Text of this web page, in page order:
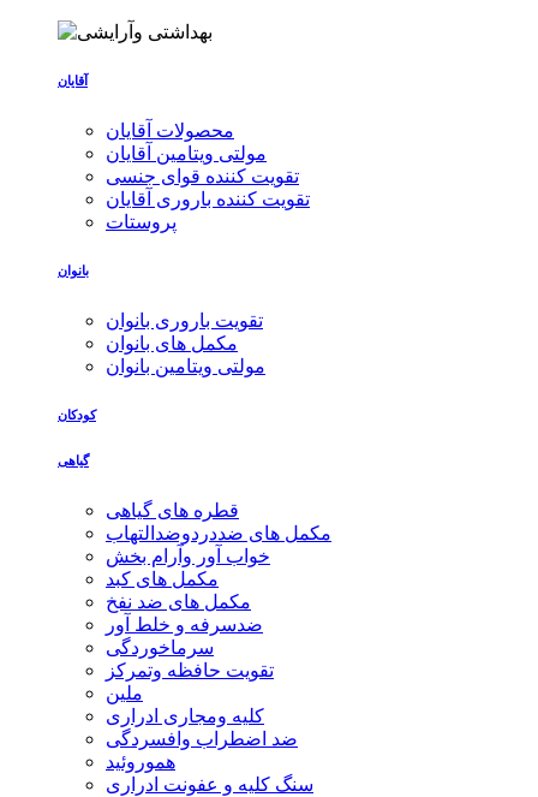
آقایان
محصولات آقایان
مولتی ویتامین آقایان
تقویت کننده قوای جنسی
تقویت کننده باروری آقایان
پروستات
بانوان
تقویت باروری بانوان
مکمل های بانوان
مولتی ویتامین بانوان
کودکان
گیاهی
قطره های گیاهی
مکمل های ضددردوضدالتهاب
خواب آور وآرام بخش
مکمل های کبد
مکمل های ضد نفخ
ضدسرفه و خلط آور
سرماخوردگی
تقویت حافظه وتمرکز
ملین
کلیه ومجاری ادراری
ضد اضطراب وافسردگی
هموروئید
سنگ کلیه و عفونت ادراری